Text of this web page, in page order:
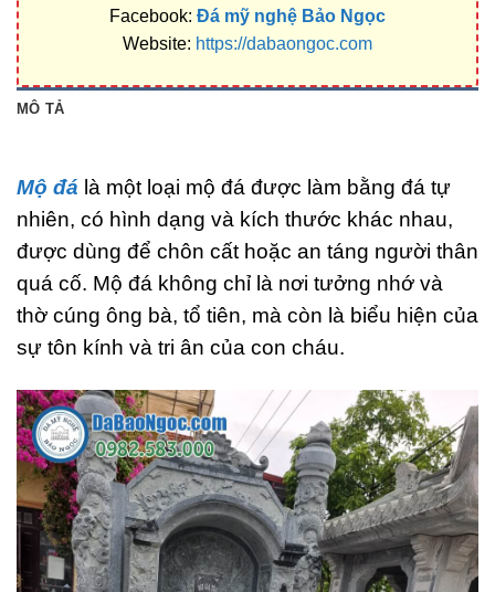
Facebook: Đá mỹ nghệ Bảo Ngọc
Website: https://dabaongoc.com
MÔ TẢ
Mộ đá là một loại mộ đá được làm bằng đá tự
nhiên, có hình dạng và kích thước khác nhau,
được dùng để chôn cất hoặc an táng người thân
quá cố. Mộ đá không chỉ là nơi tưởng nhớ và
thờ cúng ông bà, tổ tiên, mà còn là biểu hiện của
sự tôn kính và tri ân của con cháu.